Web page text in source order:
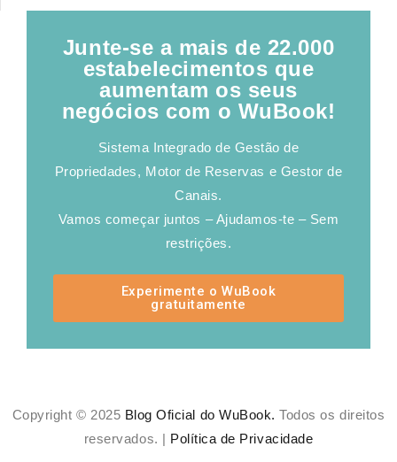
Junte-se a mais de 22.000
estabelecimentos que
aumentam os seus
negócios com o WuBook!
Sistema Integrado de Gestão de
Propriedades, Motor de Reservas e Gestor de
Canais.
Vamos começar juntos – Ajudamos-te – Sem
restrições.
Experimente o WuBook
gratuitamente
Copyright © 2025 Blog Oficial do WuBook. Todos os direitos
reservados. |
Política de Privacidade